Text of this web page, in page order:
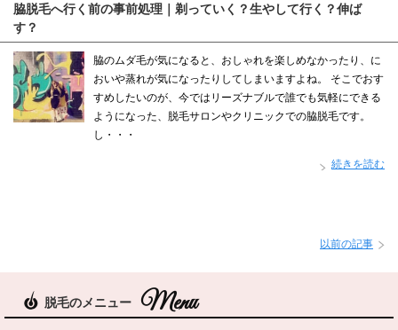
脇脱毛へ行く前の事前処理｜剃っていく？生やして行く？伸ば
す？
脇のムダ毛が気になると、おしゃれを楽しめなかったり、に
おいや蒸れが気になったりしてしまいますよね。 そこでおす
すめしたいのが、今ではリーズナブルで誰でも気軽にできる
ようになった、脱毛サロンやクリニックでの脇脱毛です。
し・・・
続きを読む
以前の記事
脱毛のメニュー